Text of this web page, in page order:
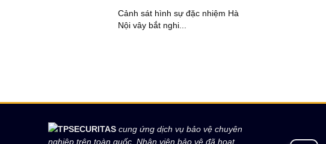
Cảnh sát hình sự đặc nhiệm Hà
Nội vây bắt nghi...
TPSECURITAS cung ứng dịch vụ bảo vệ chuyên
nghiệp trên toàn quốc. Nhân viên bảo vệ đã hoạt